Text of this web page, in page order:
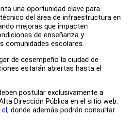
una oportunidad clave para
del área de infraestructura en
mejoras que impacten
de enseñanza y
comunidades escolares.
de desempeño la ciudad de
estarán abiertas hasta el
postular exclusivamente a
Dirección Pública en el sitio web:
, donde además podrán consultar